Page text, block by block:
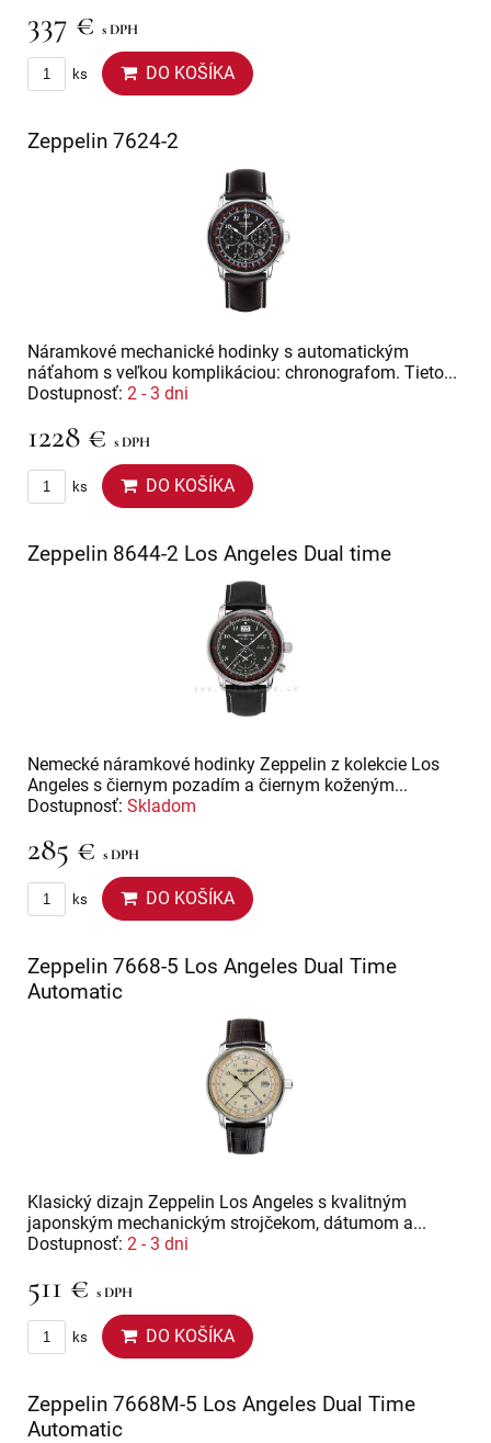
337 € s DPH
ks DO KOŠÍKA
Zeppelin 7624-2
Náramkové mechanické hodinky s automatickým
náťahom s veľkou komplikáciou: chronografom. Tieto...
Dostupnosť: 2 - 3 dni
1228 € s DPH
ks DO KOŠÍKA
Zeppelin 8644-2 Los Angeles Dual time
Nemecké náramkové hodinky Zeppelin z kolekcie Los
Angeles s čiernym pozadím a čiernym koženým...
Dostupnosť: Skladom
285 € s DPH
ks DO KOŠÍKA
Zeppelin 7668-5 Los Angeles Dual Time
Automatic
Klasický dizajn Zeppelin Los Angeles s kvalitným
japonským mechanickým strojčekom, dátumom a...
Dostupnosť: 2 - 3 dni
511 € s DPH
ks DO KOŠÍKA
Zeppelin 7668M-5 Los Angeles Dual Time
Automatic